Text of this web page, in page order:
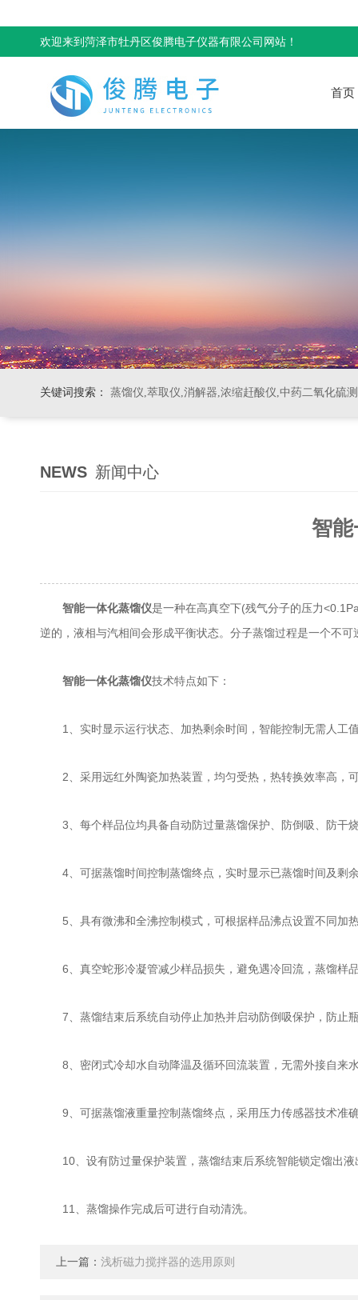
欢迎来到菏泽市牡丹区俊腾电子仪器有限公司网站！
首页
关键词搜索： 蒸馏仪,萃取仪,消解器,浓缩赶酸仪,中药二氧化硫
NEWS 新闻中心
智
智能一体化蒸馏仪是一种在高真空下(残气分子的压力
逆的，液相与汽相间会形成平衡状态。分子蒸馏过程是一个不
智能一体化蒸馏仪技术特点如下：
1、实时显示运行状态、加热剩余时间，智能控制无需人工
2、采用远红外陶瓷加热装置，均匀受热，热转换效率高，
3、每个样品位均具备自动防过量蒸馏保护、防倒吸、防干
4、可据蒸馏时间控制蒸馏终点，实时显示已蒸馏时间及剩
5、具有微沸和全沸控制模式，可根据样品沸点设置不同加
6、真空蛇形冷凝管减少样品损失，避免遇冷回流，蒸馏样
7、蒸馏结束后系统自动停止加热并启动防倒吸保护，防止
8、密闭式冷却水自动降温及循环回流装置，无需外接自来
9、可据蒸馏液重量控制蒸馏终点，采用压力传感器技术准
10、设有防过量保护装置，蒸馏结束后系统智能锁定馏出液
11、蒸馏操作完成后可进行自动清洗。
上一篇： 浅析磁力搅拌器的选用原则